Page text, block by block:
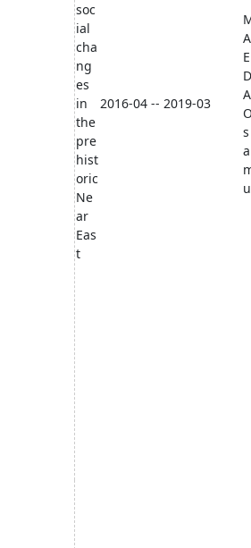
soc
ial
cha
ng
es
in
the
pre
hist
oric
Ne
ar
Eas
t
2016-04 -- 2019-03
A
E
D
A
s
a
u